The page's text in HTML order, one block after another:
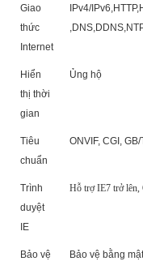
Giao
thức
Internet
IPv4/
Hiển
thị thời
gian
Ủng hộ
Tiêu
chuẩn
ONVIF, CGI,
Trình
duyệt
IE
Hỗ trợ IE7 trở lên,
Bảo vệ Bảo vệ bằng